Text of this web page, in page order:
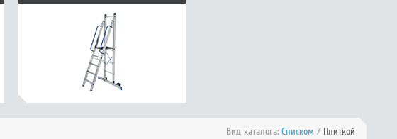
Вид каталога: Списком / Плиткой